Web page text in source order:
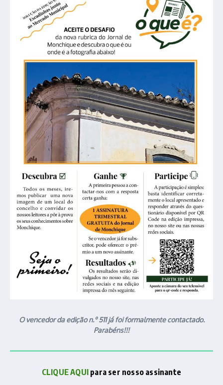
O vencedor da edição n.º 511 já foi formalmente contactado.
Parabéns!!!
CLIQUE AQUI para ser nosso assinante